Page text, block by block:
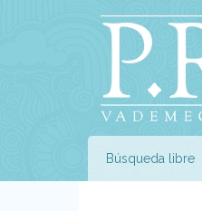
Búsqueda libre